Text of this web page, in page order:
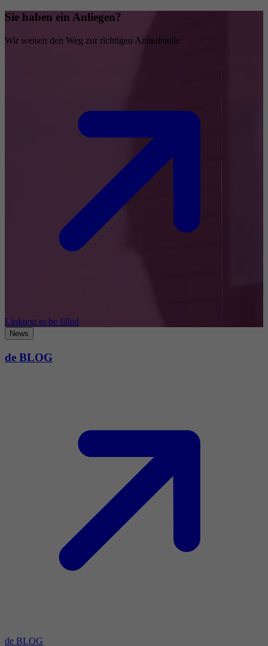
Sie haben ein Anliegen?
Wir weisen den Weg zur richtigen Anlaufstelle
Linktext to be filled
News
de BLOG
de BLOG